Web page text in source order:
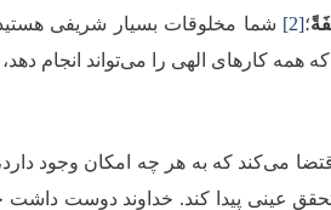
؛[2] شما مخلوقات بسیار شریفی
کارهای الهی را می‌تواند انجام
می‌کند که به هر چه امکان وجود
عینی پیدا کند. خداوند دوست